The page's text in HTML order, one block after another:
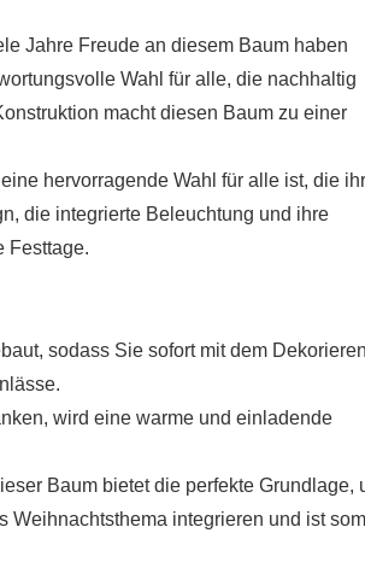
Jahre Freude an diesem Baum haben
Wahl für alle, die nachhaltig
macht diesen Baum zu einer
hervorragende Wahl für alle ist, die
die integrierte Beleuchtung und ihre
Festtage.
sodass Sie sofort mit dem Dekorieren
wird eine warme und einladende
Baum bietet die perfekte Grundlage,
Weihnachtsthema integrieren und ist